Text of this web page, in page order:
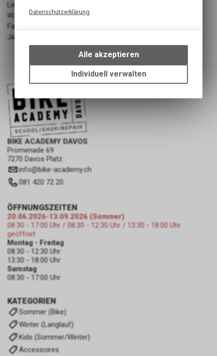
Lieferant: ENDURA LIMITED
Warengruppe: Bekleidung
Farbe: Bluesteel
Jahrgang: SS23
BIKE ACADEMY DAVOS
Promenade 69
7270 Davos Platz
info@bike-academy.ch
081 420 72 20
KATEGORIEN
Sommer (Bike)
Winter (Langlauf)
Kids (Sommer/Winter)
Accessoires
ÖFFNUNGSZEITEN
20.06.2026-13.09.2026 (Sommer)
08:30 - 17:00 Uhr / 08:30 - 12:30 Uhr / 13:30 - 18:00 Uhr
geöffnet
Montag - Freitag
08:30 - 12:30 Uhr
13:30 - 18:00 Uhr
Samstag
08:30 - 17:00 Uhr
Datenschutzerklärung
bestimmte Interaktionen und
Einstellungen auf Ihrem Gerät,
um die grundlegenden
Funktionen unseres Online-
des Warenkorbs, zu
ermöglichen. Bitte beachten Sie,
dass die gespeicherten Daten
keinerlei Rückschlüsse auf Ihre
persönlichen Informationen
Alle akzeptieren
Individuell verwalten